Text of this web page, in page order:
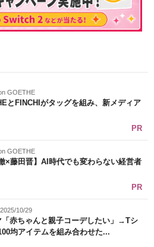
GOETHE
とFINCHIがタッグを組み、新メディア
PR
GOETHE
徹×藤田晋】AI時代でも変わらない経営者
PR
10/29
「赤ちゃんと親子コーデしたい」→Tシ
均アイテムを組み合わせた...